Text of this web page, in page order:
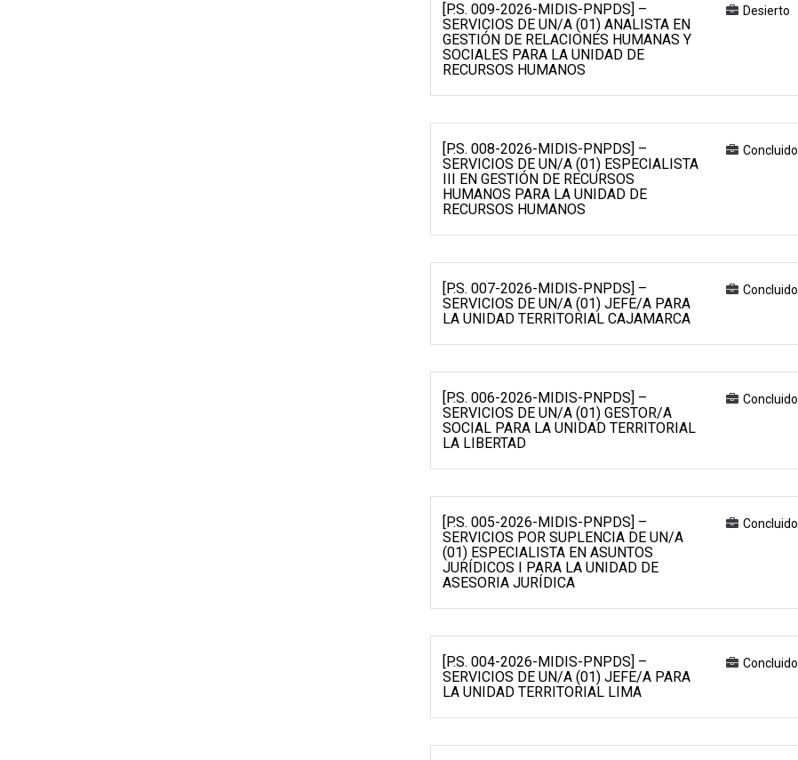
[P.S. 009-2026-MIDIS-PNPDS] –
SERVICIOS DE UN/A (01) ANALISTA EN
GESTIÓN DE RELACIONES HUMANAS Y
SOCIALES PARA LA UNIDAD DE
RECURSOS HUMANOS
Desierto
[P.S. 008-2026-MIDIS-PNPDS] –
SERVICIOS DE UN/A (01) ESPECIALISTA
III EN GESTIÓN DE RECURSOS
HUMANOS PARA LA UNIDAD DE
RECURSOS HUMANOS
Concluido
[P.S. 007-2026-MIDIS-PNPDS] –
SERVICIOS DE UN/A (01) JEFE/A PARA
LA UNIDAD TERRITORIAL CAJAMARCA
Concluido
[P.S. 006-2026-MIDIS-PNPDS] –
SERVICIOS DE UN/A (01) GESTOR/A
SOCIAL PARA LA UNIDAD TERRITORIAL
LA LIBERTAD
Concluido
[P.S. 005-2026-MIDIS-PNPDS] –
SERVICIOS POR SUPLENCIA DE UN/A
(01) ESPECIALISTA EN ASUNTOS
JURÍDICOS I PARA LA UNIDAD DE
ASESORIA JURÍDICA
Concluido
[P.S. 004-2026-MIDIS-PNPDS] –
SERVICIOS DE UN/A (01) JEFE/A PARA
LA UNIDAD TERRITORIAL LIMA
Concluido